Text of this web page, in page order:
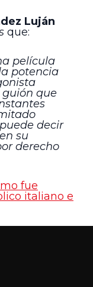
Luján
que:
película
potencia
que
decir
en su
derecho
fue
italiano e